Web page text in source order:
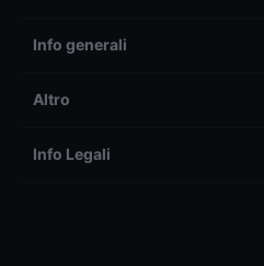
Info generali
Altro
Info Legali